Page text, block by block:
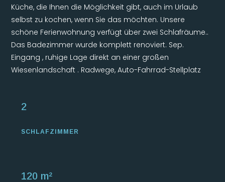
Küche, die Ihnen die Möglichkeit gibt, auch im Urlaub
selbst zu kochen, wenn Sie das möchten. Unsere
schöne Ferienwohnung verfügt über zwei Schlafräume..
Das Badezimmer wurde komplett renoviert. Sep.
Eingang , ruhige Lage direkt an einer großen
Wiesenlandschaft . Radwege, Auto-Fahrrad-Stellplatz
2
SCHLAFZIMMER
120 m²